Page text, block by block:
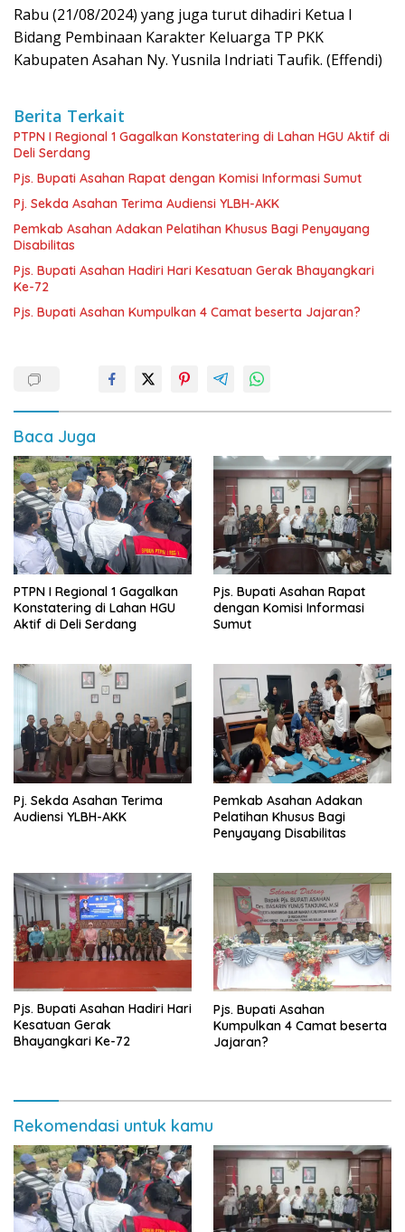
Rabu (21/08/2024) yang juga turut dihadiri Ketua I
Bidang Pembinaan Karakter Keluarga TP PKK
Kabupaten Asahan Ny. Yusnila Indriati Taufik. (Effendi)
Berita Terkait
PTPN I Regional 1 Gagalkan Konstatering di Lahan HGU Aktif di
Deli Serdang
Pjs. Bupati Asahan Rapat dengan Komisi Informasi Sumut
Pj. Sekda Asahan Terima Audiensi YLBH-AKK
Pemkab Asahan Adakan Pelatihan Khusus Bagi Penyayang
Disabilitas
Pjs. Bupati Asahan Hadiri Hari Kesatuan Gerak Bhayangkari
Ke-72
Pjs. Bupati Asahan Kumpulkan 4 Camat beserta Jajaran?
Baca Juga
PTPN I Regional 1 Gagalkan
Konstatering di Lahan HGU
Aktif di Deli Serdang
Pjs. Bupati Asahan Rapat
dengan Komisi Informasi
Sumut
Pj. Sekda Asahan Terima
Audiensi YLBH-AKK
Pemkab Asahan Adakan
Pelatihan Khusus Bagi
Penyayang Disabilitas
Pjs. Bupati Asahan Hadiri Hari
Kesatuan Gerak
Bhayangkari Ke-72
Pjs. Bupati Asahan
Kumpulkan 4 Camat beserta
Jajaran?
Rekomendasi untuk kamu